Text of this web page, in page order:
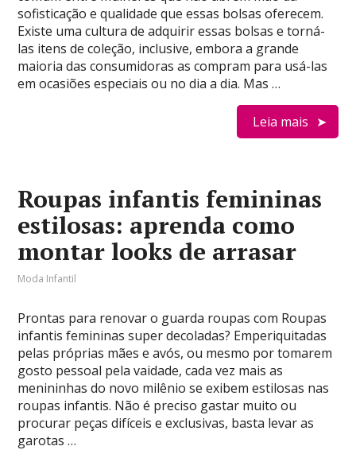
sofisticação e qualidade que essas bolsas oferecem.
Existe uma cultura de adquirir essas bolsas e torná-
las itens de coleção, inclusive, embora a grande
maioria das consumidoras as compram para usá-las
em ocasiões especiais ou no dia a dia. Mas …
Leia mais
Roupas infantis femininas
estilosas: aprenda como
montar looks de arrasar
Moda Infantil
Prontas para renovar o guarda roupas com Roupas
infantis femininas super decoladas? Emperiquitadas
pelas próprias mães e avós, ou mesmo por tomarem
gosto pessoal pela vaidade, cada vez mais as
menininhas do novo milênio se exibem estilosas nas
roupas infantis. Não é preciso gastar muito ou
procurar peças difíceis e exclusivas, basta levar as
garotas …